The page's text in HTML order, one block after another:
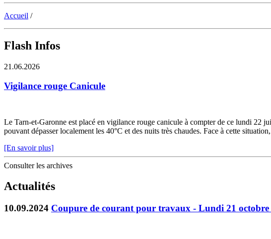
Accueil /
Flash Infos
21.06.2026
Vigilance rouge Canicule
Le Tarn-et-Garonne est placé en vigilance rouge canicule à compter de ce lundi 22
pouvant dépasser localement les 40°C et des nuits très chaudes. Face à cette
[En savoir plus]
Consulter les archives
Actualités
10.09.2024 Coupure de courant pour travaux - Lundi 21 octobre